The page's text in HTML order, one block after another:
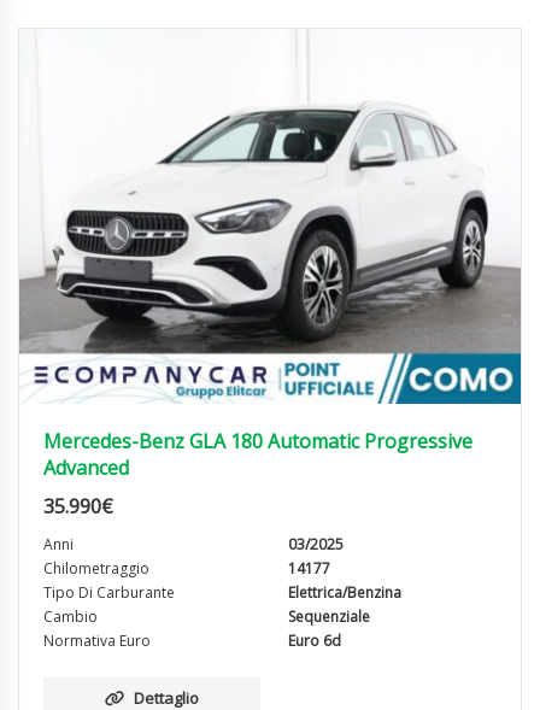
Mercedes-Benz GLA 180 Automatic Progressive
Advanced
35.990€
Anni
03/2025
Chilometraggio
14177
Tipo Di Carburante
Elettrica/Benzina
Cambio
Sequenziale
Normativa Euro
Euro 6d
Dettaglio